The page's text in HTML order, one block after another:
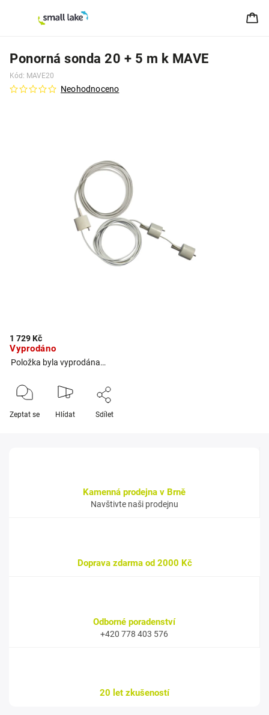
Ponorná sonda 20 + 5 m k MAVE
Kód: MAVE20
Neohodnoceno
1 729 Kč
Vyprodáno
Položka byla vyprodána…
Zeptat se Hlídat Sdílet
Kamenná prodejna v Brně
Navštivte naši prodejnu
Doprava zdarma od 2000 Kč
Odborné poradenství
+420 778 403 576
20 let zkušeností